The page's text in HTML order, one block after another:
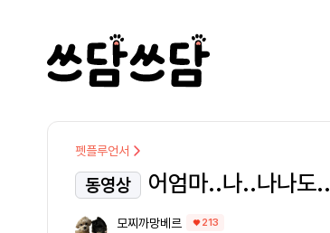
펫플루언서
동영상 어엄마..나..나나도..
모찌까망베르 213